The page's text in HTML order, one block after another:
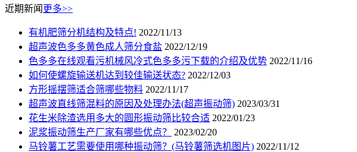
近期新闻 更多>>
有机肥筛分机结构及特点! 2022/11/13
超声波色多多黄色成人筛分食盐 2022/12/19
色多多在线观看污机械风冷式色多多污下载的介绍及优势 2022/11/16
如何使螺旋输送机达到较佳输送状态? 2022/12/03
方形摇摆筛适合筛哪些物料 2022/11/17
超声波直线筛混料的原因及处理办法(超声振动筛) 2023/03/31
花生米除渣选用多大的圆形振动筛比较合适 2022/01/23
泥浆振动筛生产厂家有哪些优点？
2023/02/20
马铃薯工艺需要使用哪种振动筛？(马铃薯筛选机图片) 2022/11/12